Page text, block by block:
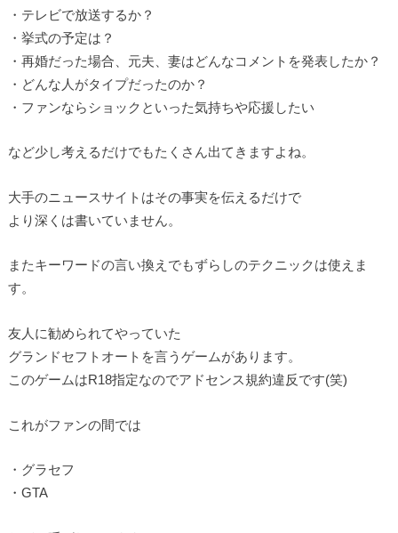
・テレビで放送するか？
・挙式の予定は？
・再婚だった場合、元夫、妻はどんなコメントを発表したか？
・どんな人がタイプだったのか？
・ファンならショックといった気持ちや応援したい
など少し考えるだけでもたくさん出てきますよね。
大手のニュースサイトはその事実を伝えるだけで
より深くは書いていません。
またキーワードの言い換えでもずらしのテクニックは使えま
す。
友人に勧められてやっていた
グランドセフトオートを言うゲームがあります。
このゲームはR18指定なのでアドセンス規約違反です(笑)
これがファンの間では
・グラセフ
・GTA